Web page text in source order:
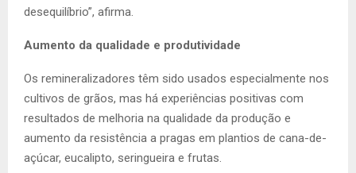
desequilíbrio”, afirma.
Aumento da qualidade e produtividade
Os remineralizadores têm sido usados especialmente nos
cultivos de grãos, mas há experiências positivas com
resultados de melhoria na qualidade da produção e
aumento da resistência a pragas em plantios de cana-de-
açúcar, eucalipto, seringueira e frutas.